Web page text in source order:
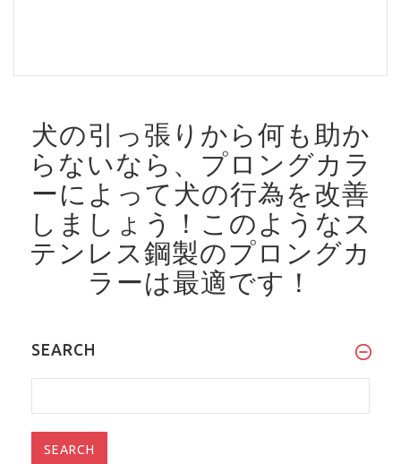
犬の引っ張りから何も助か
らないなら、プロングカラ
ーによって犬の行為を改善
しましょう！ このようなス
テンレス鋼製のプロングカ
ラーは最適です！
SEARCH